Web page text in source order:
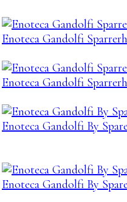
Enoteca Gandolfi
Enoteca Gandolfi
Enoteca Gandolfi By
Enoteca Gandolfi By